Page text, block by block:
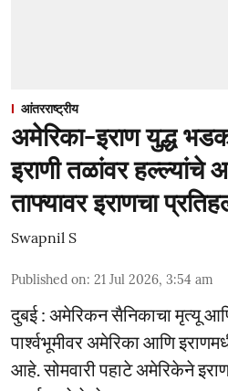
आंतरराष्ट्रीय
अमेरिका-इराण युद्ध
इराणी तळांवर हल्ल्यांचे
ताफ्यावर इराणचा
Swapnil S
Published on: 21 Jul 2026, 3:54 am
दुबई : अमेरिकन सैनिकाचा मृत्यू
पार्श्वभूमीवर अमेरिका आणि
आहे. सोमवारी पहाटे अमेरिकेने